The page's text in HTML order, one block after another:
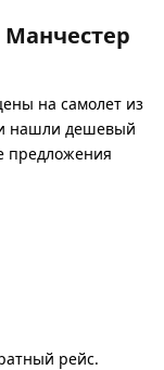
на самолет из
нашли дешевый
предложения
рейс.